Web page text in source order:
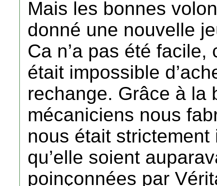
Mais les bonnes
donné une nouvelle
Ca n’a pas été
était impossible
rechange. Grâce à la
mécaniciens nous
nous était
qu’elle soient
poinçonnées par